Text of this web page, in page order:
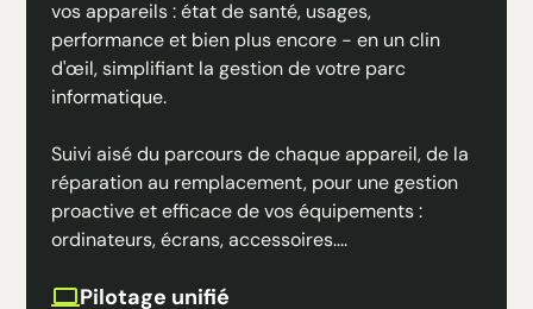
vos appareils : état de santé, usages,
performance et bien plus encore - en un clin
d'œil, simplifiant la gestion de votre parc
informatique.
Suivi aisé du parcours de chaque appareil, de la
réparation au remplacement, pour une gestion
proactive et efficace de vos équipements :
ordinateurs, écrans, accessoires....
Pilotage unifié